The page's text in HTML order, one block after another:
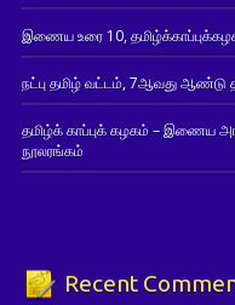
இணைய உரை 10,
நட்பு தமிழ் வட்டம், 7ஆவது ஆண்டு
தமிழ்க் காப்புக் கழகம் – இணைய
நூலரங்கம்
Recent